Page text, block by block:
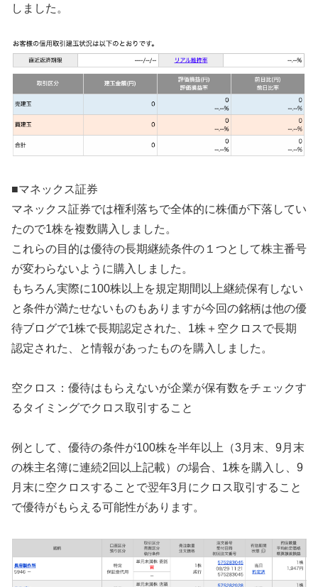
しました。
■マネックス証券
マネックス証券では権利落ちで全体的に株価が下落してい
たので1株を複数購入しました。
これらの目的は優待の長期継続条件の１つとして株主番号
が変わらないように購入しました。
もちろん実際に100株以上を規定期間以上継続保有しない
と条件が満たせないものもありますが今回の銘柄は他の優
待ブログで1株で長期認定された、1株＋空クロスで長期
認定された、と情報があったものを購入しました。
空クロス：優待はもらえないが企業が保有数をチェックす
るタイミングでクロス取引すること
例として、優待の条件が100株を半年以上（3月末、9月末
の株主名簿に連続2回以上記載）の場合、1株を購入し、9
月末に空クロスすることで翌年3月にクロス取引すること
で優待がもらえる可能性があります。